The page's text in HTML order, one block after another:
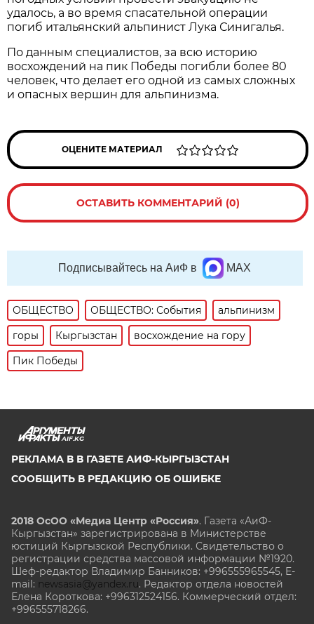
удалось, а во время спасательной операции
погиб итальянский альпинист Лука Синигалья.
По данным специалистов, за всю историю
восхождений на пик Победы погибли более 80
человек, что делает его одной из самых сложных
и опасных вершин для альпинизма.
ОЦЕНИТЕ МАТЕРИАЛ
ОСТАВИТЬ КОММЕНТАРИЙ (0)
Подписывайтесь на АиФ в MAX
ОБЩЕСТВО ОБЩЕСТВО: События
альпинизм
горы
Кыргызстан
восхождение на гору
Пик Победы
AIF.KG
РЕКЛАМА В В ГАЗЕТЕ АИФ-КЫРГЫЗСТАН
СООБЩИТЬ В РЕДАКЦИЮ ОБ ОШИБКЕ
2018 ОсОО «Медиа Центр «Россия». Газета «АиФ-
Кыргызстан» зарегистрирована в Министерстве
юстиций Кыргызской Республики. Свидетельство о
регистрации средства массовой информации №1920.
Шеф-редактор Владимир Банников: +996555965545, E-
mail: newsasia@yandex.ru. Редактор отдела новостей
Елена Короткова: +996312524156. Коммерческий отдел:
+996555718266.